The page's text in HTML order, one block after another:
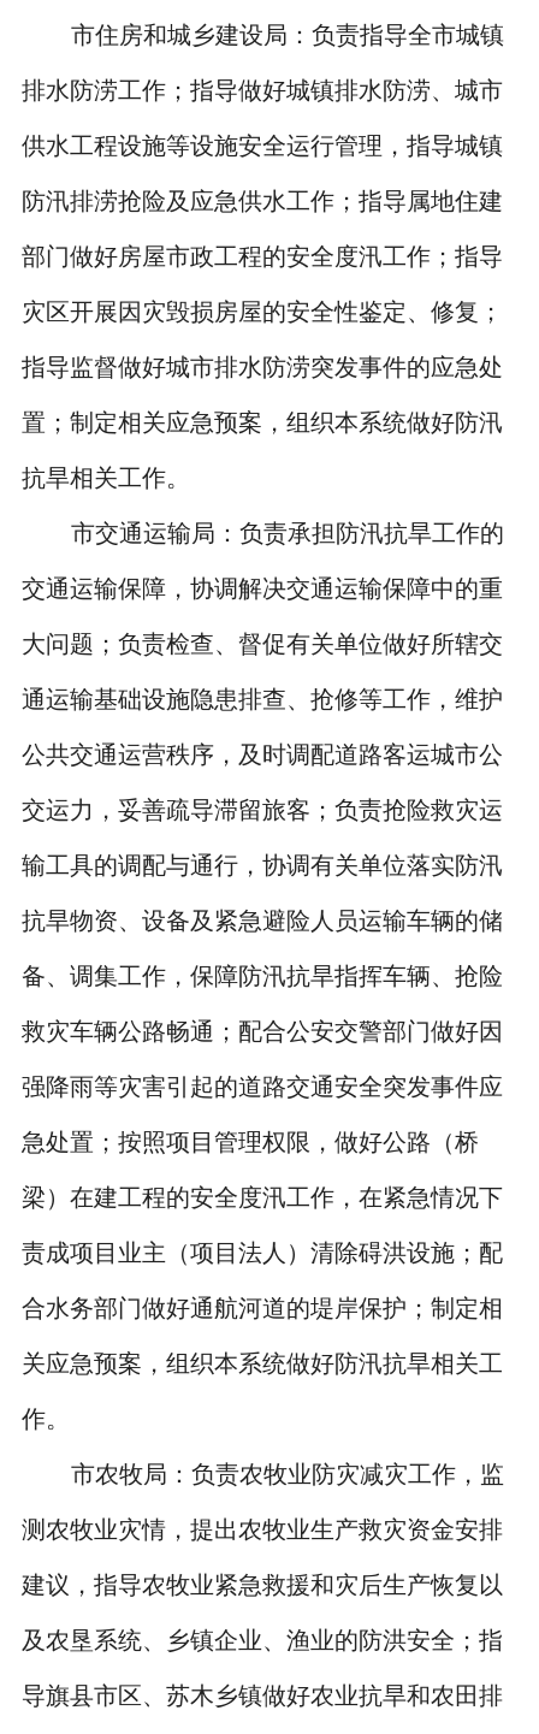
市住房和城乡建设局：负责指导全市城镇
排水防涝工作；指导做好城镇排水防涝、城市
供水工程设施等设施安全运行管理，指导城镇
防汛排涝抢险及应急供水工作；指导属地住建
部门做好房屋市政工程的安全度汛工作；指导
灾区开展因灾毁损房屋的安全性鉴定、修复；
指导监督做好城市排水防涝突发事件的应急处
置；制定相关应急预案，组织本系统做好防汛
抗旱相关工作。
市交通运输局：负责承担防汛抗旱工作的
交通运输保障，协调解决交通运输保障中的重
大问题；负责检查、督促有关单位做好所辖交
通运输基础设施隐患排查、抢修等工作，维护
公共交通运营秩序，及时调配道路客运城市公
交运力，妥善疏导滞留旅客；负责抢险救灾运
输工具的调配与通行，协调有关单位落实防汛
抗旱物资、设备及紧急避险人员运输车辆的储
备、调集工作，保障防汛抗旱指挥车辆、抢险
救灾车辆公路畅通；配合公安交警部门做好因
强降雨等灾害引起的道路交通安全突发事件应
急处置；按照项目管理权限，做好公路（桥
梁）在建工程的安全度汛工作，在紧急情况下
责成项目业主（项目法人）清除碍洪设施；配
合水务部门做好通航河道的堤岸保护；制定相
关应急预案，组织本系统做好防汛抗旱相关工
作。
市农牧局：负责农牧业防灾减灾工作，监
测农牧业灾情，提出农牧业生产救灾资金安排
建议，指导农牧业紧急救援和灾后生产恢复以
及农垦系统、乡镇企业、渔业的防洪安全；指
导旗县市区、苏木乡镇做好农业抗旱和农田排